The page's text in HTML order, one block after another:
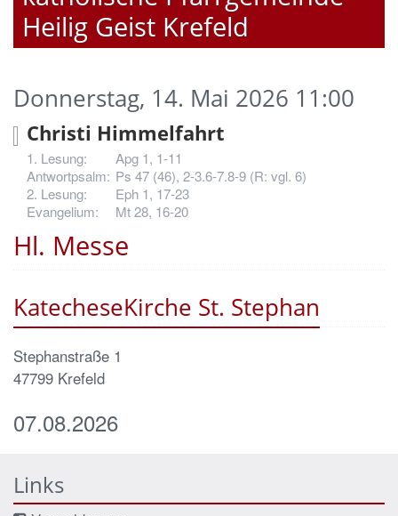
Heilig Geist Krefeld
Hl. Messe
Donnerstag, 14. Mai 2026 11:00
Christi Himmelfahrt
Apg 1, 1-11
Ps 47 (46), 2-3.6-7.8-9 (R: vgl. 6)
Eph 1, 17-23
Mt 28, 16-20
KatecheseKirche St. Stephan
Stephanstraße 1
47799 Krefeld
07.08.2026
Links